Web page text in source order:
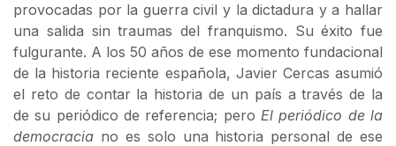
provocadas por la guerra civil y la dictadura y a hallar
una salida sin traumas del franquismo. Su éxito fue
fulgurante. A los 50 años de ese momento fundacional
de la historia reciente española, Javier Cercas asumió
el reto de contar la historia de un país a través de la
de su periódico de referencia; pero El periódico de la
democracia no es solo una historia personal de ese